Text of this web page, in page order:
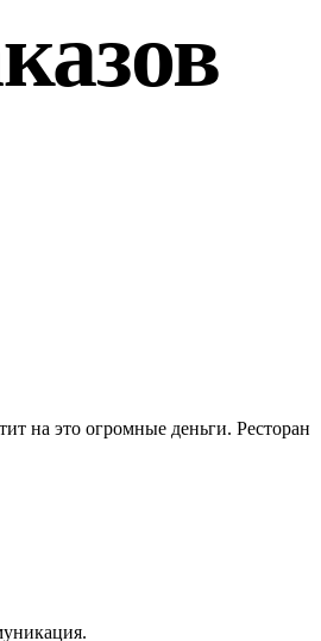
на это огромные деньги. Ресторан